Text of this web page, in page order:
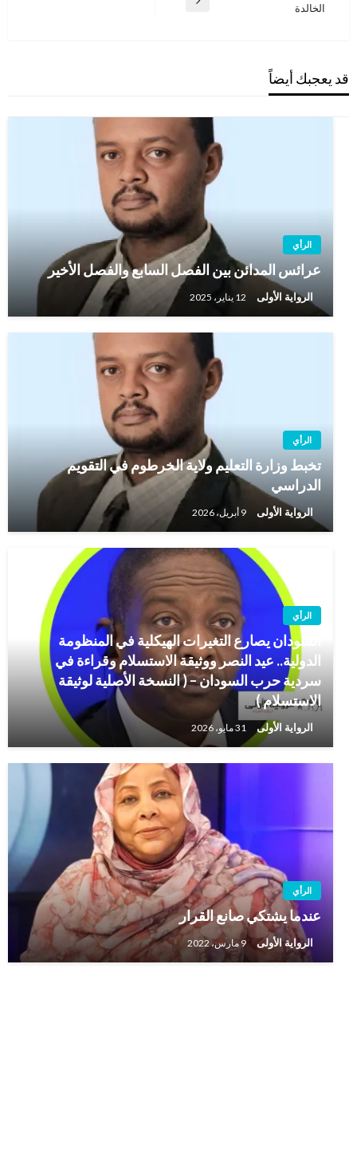
المقالة
الخالدة
قد يعجبك أيضاً
الرأي
عرائس المدائن بين الفصل السابع والفصل الأخير
الرواية الأولى 12 يناير، 2025
الرأي
تخبط وزارة التعليم ولاية الخرطوم في التقويم
الدراسي
الرواية الأولى 9 أبريل، 2026
الرأي
السودان يصارع التغيرات الهيكلية في المنظومة
الدولية.. عيد النصر ووثيقة الاستسلام وقراءة في
سردية حرب السودان – ( النسخة الأصلية لوثيقة
الاستسلام )
الرواية الأولى 31 مايو، 2026
الرأي
عندما يشتكي صانع القرار
الرواية الأولى 9 مارس، 2022